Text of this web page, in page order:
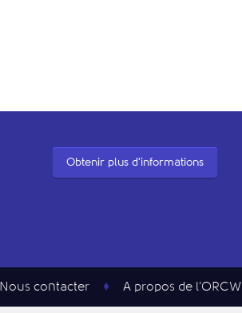
Obtenir plus d'informations
Nous contacter A propos de l’ORCW